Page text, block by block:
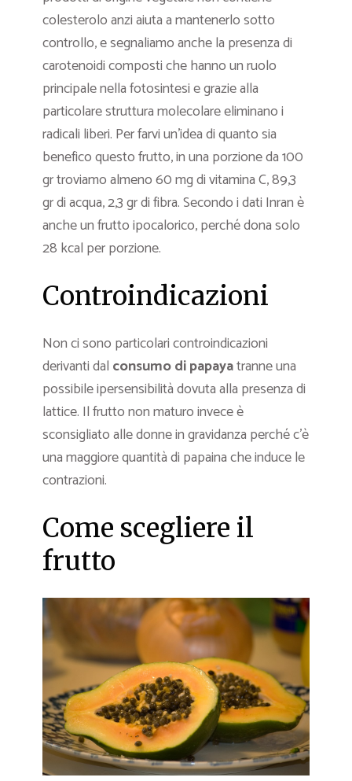
colesterolo anzi aiuta a mantenerlo sotto
controllo, e segnaliamo anche la presenza di
carotenoidi composti che hanno un ruolo
principale nella fotosintesi e grazie alla
particolare struttura molecolare eliminano i
radicali liberi. Per farvi un’idea di quanto sia
benefico questo frutto, in una porzione da 100
gr troviamo almeno 60 mg di vitamina C, 89,3
gr di acqua, 2,3 gr di fibra. Secondo i dati Inran è
anche un frutto ipocalorico, perché dona solo
28 kcal per porzione.
Controindicazioni
Non ci sono particolari controindicazioni
derivanti dal consumo di papayatranne una
possibile ipersensibilità dovuta alla presenza di
lattice. Il frutto non maturo invece è
sconsigliato alle donne in gravidanza perché c’è
una maggiore quantità di papaina che induce le
contrazioni.
Come scegliere il
frutto